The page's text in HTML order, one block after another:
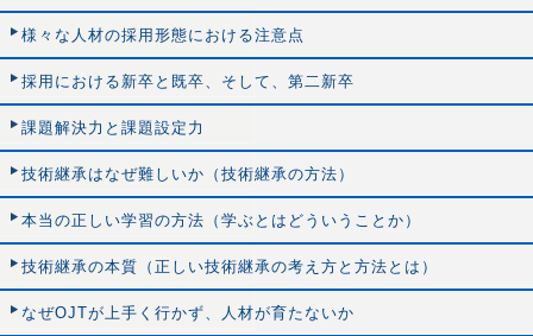
様々な人材の採用形態における注意点
採用における新卒と既卒、そして、第二新卒
課題解決力と課題設定力
技術継承はなぜ難しいか（技術継承の方法）
本当の正しい学習の方法（学ぶとはどういうことか）
技術継承の本質（正しい技術継承の考え方と方法とは）
なぜOJTが上手く行かず、人材が育たないか